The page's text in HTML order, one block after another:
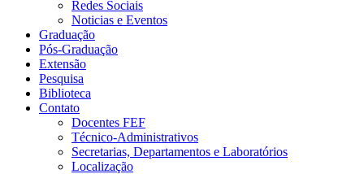
Redes Sociais
Noticias e Eventos
Graduação
Pós-Graduação
Extensão
Pesquisa
Biblioteca
Contato
Docentes FEF
Técnico-Administrativos
Secretarias, Departamentos e Laboratórios
Localização